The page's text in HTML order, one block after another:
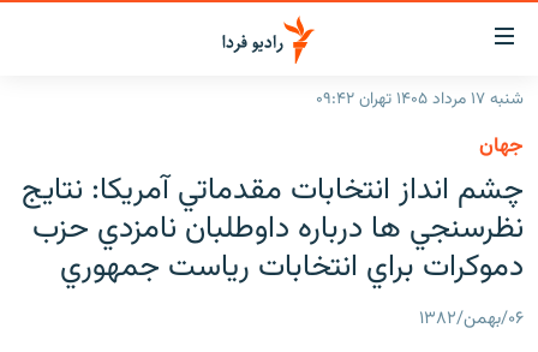
لینک‌های
قابلیت
دسترسی
بازگشت
منوی
اصلی
رفتن
صفحه
ایران
جهان
رادیو
شنبه ۱۷ مرداد ۱۴۰۵ تهران ۰۹:۴۲
جهان
چشم انداز انتخابات مقدماتي آمريكا: نتايج
نظرسنجي ها درباره داوطلبان نامزدي حزب
دموكرات براي انتخابات رياست جمهوري
۰۶/بهمن/۱۳۸۲